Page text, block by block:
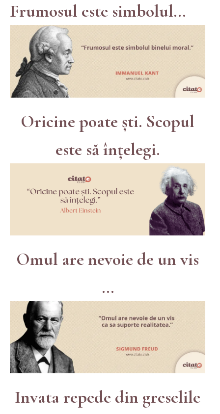
Frumosul este simbolul...
Oricine poate ști. Scopul
este să înțelegi.
Omul are nevoie de un vis
...
Invata repede din greselile